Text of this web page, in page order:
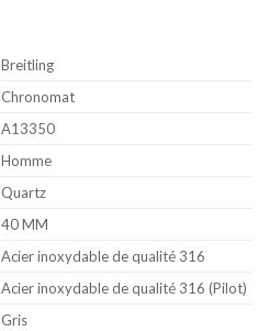
Breitling
Chronomat
A13350
Homme
Quartz
40 MM
Acier inoxydable de qualité 316
Acier inoxydable de qualité 316 (Pilot)
Gris